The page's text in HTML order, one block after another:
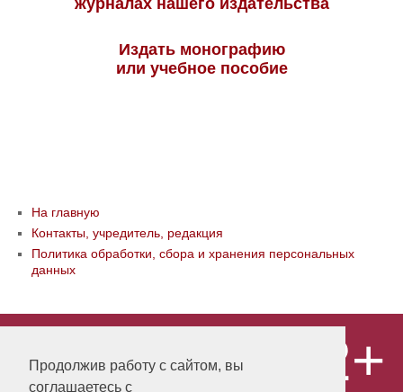
Продолжив работу с сайтом, вы
соглашаетесь с
журналах нашего издательства
Издать монографию
или учебное пособие
На главную
Контакты, учредитель, редакция
Политика обработки, сбора и хранения персональных
данных
«Publishing company «World of science»,
LLC Материалы, размещенные на сайте,
охраняются Законом о защите авторских
12+